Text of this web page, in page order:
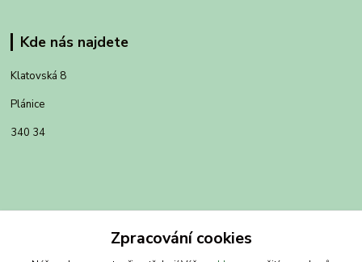
Kde nás najdete
Klatovská 8
Plánice
340 34
Zpracování cookies